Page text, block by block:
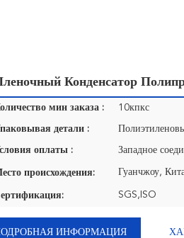
Конденсатор
мин заказа : 10кпкс
детали :
оплаты : Западное
происхождения: Гуанчжоу,
SGS,ISO
ИНФОРМАЦИЯ